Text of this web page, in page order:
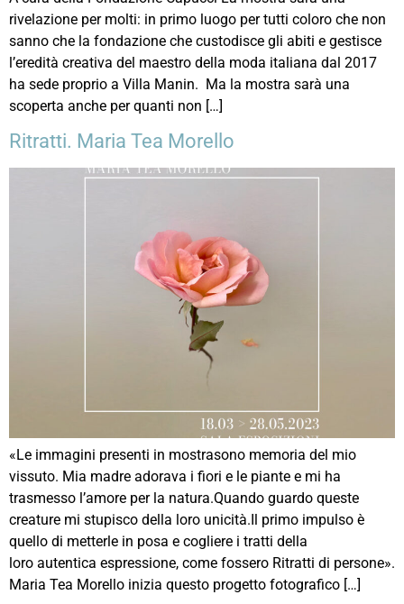
rivelazione per molti: in primo luogo per tutti coloro che non
sanno che la fondazione che custodisce gli abiti e gestisce
l’eredità creativa del maestro della moda italiana dal 2017
ha sede proprio a Villa Manin. Ma la mostra sarà una
scoperta anche per quanti non […]
Ritratti. Maria Tea Morello
«Le immagini presenti in mostrasono memoria del mio
vissuto. Mia madre adorava i fiori e le piante e mi ha
trasmesso l’amore per la natura.Quando guardo queste
creature mi stupisco della loro unicità.Il primo impulso è
quello di metterle in posa e cogliere i tratti della
loro autentica espressione, come fossero Ritratti di persone».
Maria Tea Morello inizia questo progetto fotografico […]